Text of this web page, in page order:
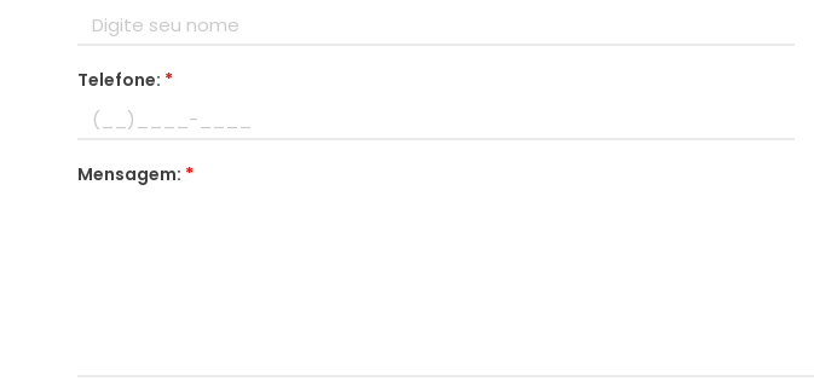
Telefone: *
Mensagem: *